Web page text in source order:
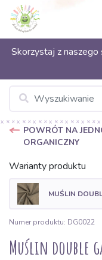
Skorzystaj z
POWRÓT NA
ORGANICZNY
Warianty produktu
MUŚLIN
Numer produktu: DG0022
Muślin double